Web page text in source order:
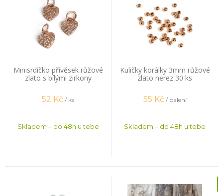
Minisrdíčko přívěsek růžové
zlato s bílými zirkony
52 Kč / ks
Skladem – do 48h u tebe
Kuličky korálky 3mm růžové
zlato nerez 30 ks
55 Kč / balení
Skladem – do 48h u tebe